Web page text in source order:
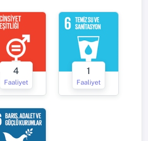
4
Faaliyet
1
Faaliyet